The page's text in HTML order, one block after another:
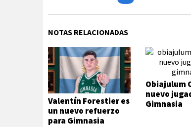
NOTAS RELACIONADAS
Valentín Forestier es
un nuevo refuerzo
para Gimnasia
Obiajulum
nuevo
Gimnasia